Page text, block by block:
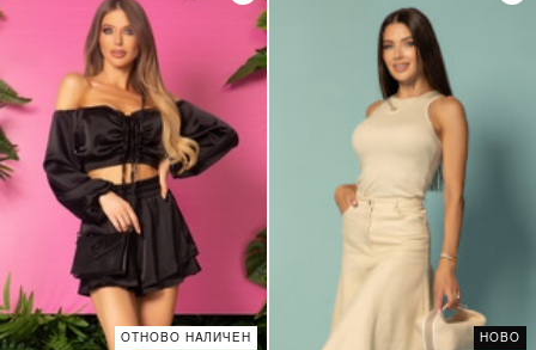
ОТНОВО НАЛИЧЕН НОВО